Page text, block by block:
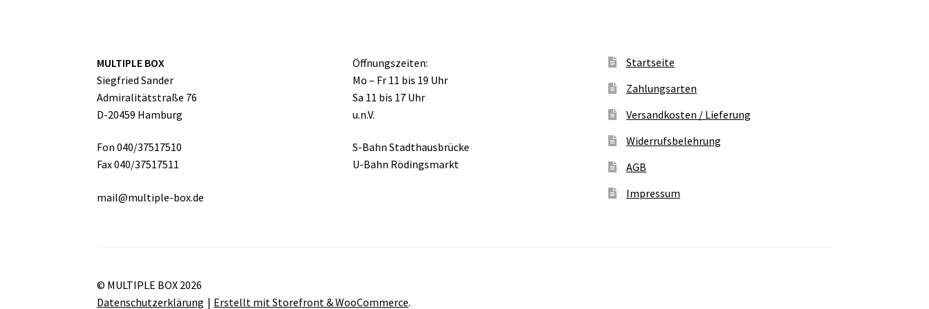
MULTIPLE BOX
Siegfried Sander
Admiralitätstraße 76
D-20459 Hamburg
Fon 040/37517510
Fax 040/37517511
mail@multiple-box.de
Öffnungszeiten:
Mo – Fr 11 bis 19 Uhr
Sa 11 bis 17 Uhr
u.n.V.
S-Bahn Stadthausbrücke
U-Bahn Rödingsmarkt
Startseite
Zahlungsarten
Versandkosten / Lieferung
Widerrufsbelehrung
AGB
Impressum
© MULTIPLE BOX 2026
Datenschutzerklärung
Erstellt mit Storefront & WooCommerce.